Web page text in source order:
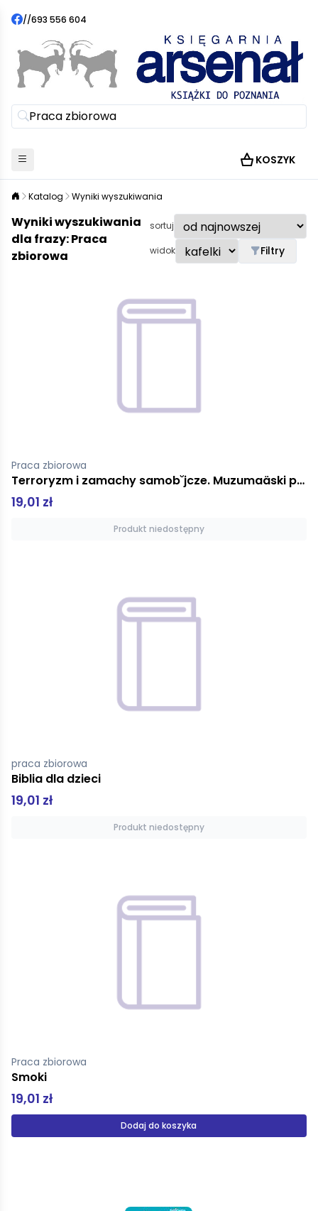
//693 556 604
KOSZYK
Katalog Wyniki wyszukiwania
Wyniki wyszukiwania
dla frazy: Praca
zbiorowa
sortuj
widok Filtry
Praca zbiorowa
Terroryzm i zamachy samob˘jcze. Muzumaäski punkt widzenia
19,01 zł
Produkt niedostępny
praca zbiorowa
Biblia dla dzieci
19,01 zł
Produkt niedostępny
Praca zbiorowa
Smoki
19,01 zł
Dodaj do koszyka